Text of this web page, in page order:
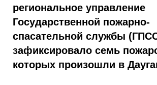
региональное управление
Государственной пожарно-
спасательной службы
зафиксировало семь
которых произошли в